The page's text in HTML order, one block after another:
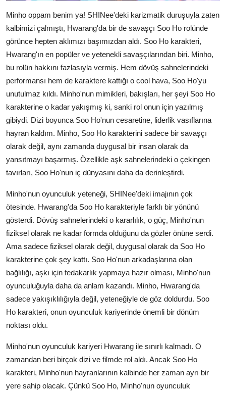
Minho oppam benim ya! SHINee'deki karizmatik duruşuyla zaten
kalbimizi çalmıştı, Hwarang'da bir de savaşçı Soo Ho rolünde
görünce hepten aklımızı başımızdan aldı. Soo Ho karakteri,
Hwarang'ın en popüler ve yetenekli savaşçılarından biri. Minho,
bu rolün hakkını fazlasıyla vermiş. Hem dövüş sahnelerindeki
performansı hem de karaktere kattığı o cool hava, Soo Ho'yu
unutulmaz kıldı. Minho'nun mimikleri, bakışları, her şeyi Soo Ho
karakterine o kadar yakışmış ki, sanki rol onun için yazılmış
gibiydi. Dizi boyunca Soo Ho'nun cesaretine, liderlik vasıflarına
hayran kaldım. Minho, Soo Ho karakterini sadece bir savaşçı
olarak değil, aynı zamanda duygusal bir insan olarak da
yansıtmayı başarmış. Özellikle aşk sahnelerindeki o çekingen
tavırları, Soo Ho'nun iç dünyasını daha da derinleştirdi.
Minho'nun oyunculuk yeteneği, SHINee'deki imajının çok
ötesinde. Hwarang'da Soo Ho karakteriyle farklı bir yönünü
gösterdi. Dövüş sahnelerindeki o kararlılık, o güç, Minho'nun
fiziksel olarak ne kadar formda olduğunu da gözler önüne serdi.
Ama sadece fiziksel olarak değil, duygusal olarak da Soo Ho
karakterine çok şey kattı. Soo Ho'nun arkadaşlarına olan
bağlılığı, aşkı için fedakarlık yapmaya hazır olması, Minho'nun
oyunculuğuyla daha da anlam kazandı. Minho, Hwarang'da
sadece yakışıklılığıyla değil, yeteneğiyle de göz doldurdu. Soo
Ho karakteri, onun oyunculuk kariyerinde önemli bir dönüm
noktası oldu.
Minho'nun oyunculuk kariyeri Hwarang ile sınırlı kalmadı. O
zamandan beri birçok dizi ve filmde rol aldı. Ancak Soo Ho
karakteri, Minho'nun hayranlarının kalbinde her zaman ayrı bir
yere sahip olacak. Çünkü Soo Ho, Minho'nun oyunculuk